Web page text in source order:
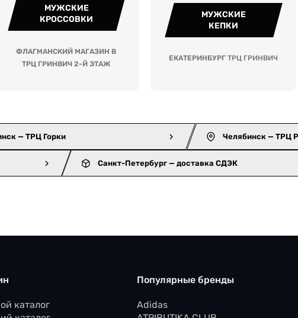
МУЖСКИЕ
КРОССОВКИ
ФЛАГМАНСКИЙ МАГАЗИН В
ТРЦ ГРИНВИЧ 2-Й ЭТАЖ
МУЖСКИЕ
КЕПКИ
ЕКАТЕРИНБУРГ ТРЦ ГРИНВИЧ
— ТРЦ Горки Челябинск — ТРЦ
Санкт-Петербург — доставка СДЭК
каталог
Популярные бренды
Adidas